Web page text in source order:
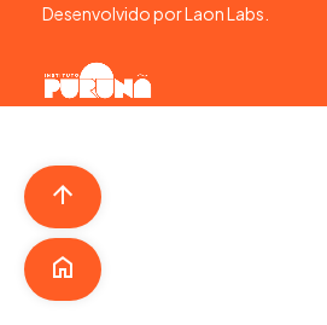
Desenvolvido porLaon Labs